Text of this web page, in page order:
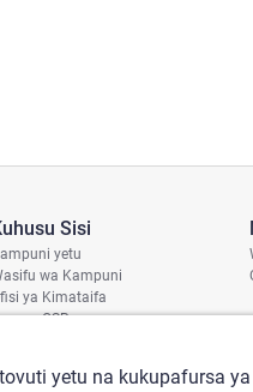
Sisi
yetu
wa Kampuni
ya Kimataifa
ya CSR
yetu na kukupafursa